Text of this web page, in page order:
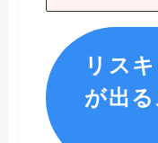
リス
が出